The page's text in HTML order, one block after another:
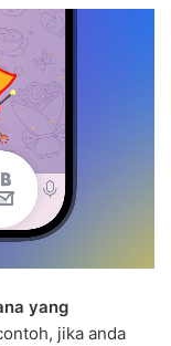
yang
jika anda